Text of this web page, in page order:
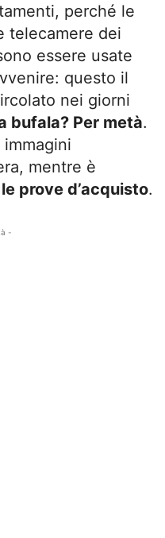
perché le
telecamere dei
essere usate
questo il
nei giorni
bufala? Per metà.
mentre è
prove d’acquisto.
-